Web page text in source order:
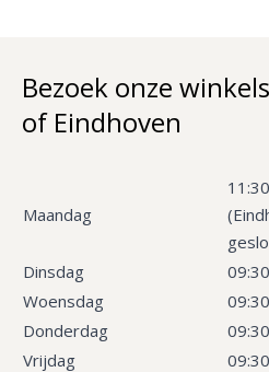
Bezoek onze
of Eindhoven
Maandag
Dinsdag
Woensdag
Donderdag
Vrijdag